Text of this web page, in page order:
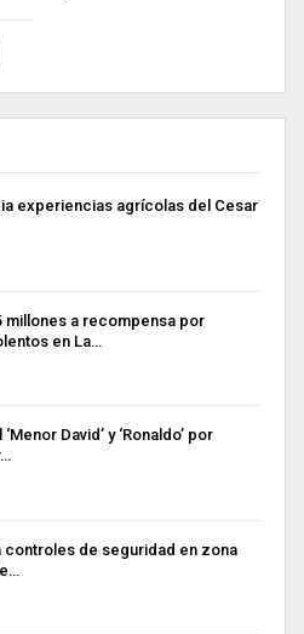
experiencias agrícolas del Cesar
millones a recompensa por
en La…
David’ y ‘Ronaldo’ por
controles de seguridad en zona